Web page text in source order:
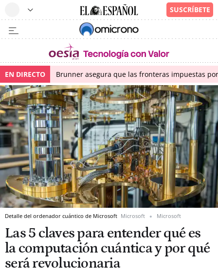
EN DIRECTO Brunner asegura que las fronteras impuestas
Detalle del ordenador cuántico de Microsoft Microsoft Microsoft
Las 5 claves para entender qué es
la computación cuántica y por qué
será revolucionaria